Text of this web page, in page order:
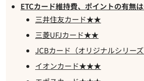
ETCカード維持費、ポイントの有無
三井住友カード★★
三菱UFJカード★★
JCBカード（オリジナルシリ
イオンカード★★★